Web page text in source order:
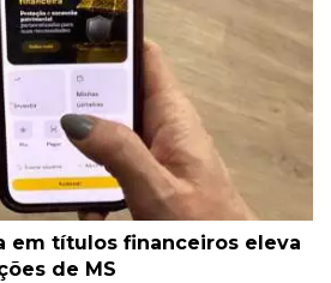
em títulos financeiros eleva
de MS